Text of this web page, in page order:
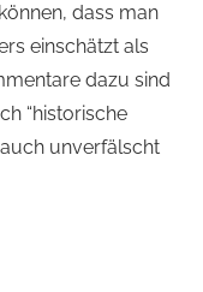
dass man
einschätzt als
dazu sind
“historische
unverfälscht